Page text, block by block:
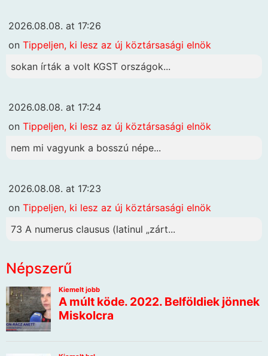
2026.08.08. at 17:26
on Tippeljen, ki lesz az új köztársasági elnök
sokan írták a volt KGST országok...
2026.08.08. at 17:24
on Tippeljen, ki lesz az új köztársasági elnök
nem mi vagyunk a bosszú népe...
2026.08.08. at 17:23
on Tippeljen, ki lesz az új köztársasági elnök
73 A numerus clausus (latinul „zárt...
Népszerű